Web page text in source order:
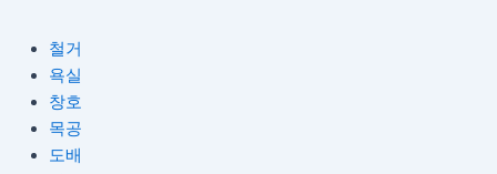
철거
욕실
창호
목공
도배